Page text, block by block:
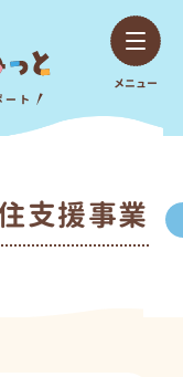
メニュー
支援事業